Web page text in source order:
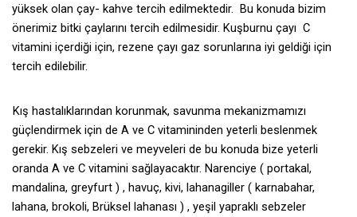
yüksek olan çay- kahve tercih edilmektedir. Bu konuda bizim
önerimiz bitki çaylarını tercih edilmesidir. Kuşburnu çayı C
vitamini içerdiği için, rezene çayı gaz sorunlarına iyi geldiği için
tercih edilebilir.
Kış hastalıklarından korunmak, savunma mekanizmamızı
güçlendirmek için de A ve C vitamininden yeterli beslenmek
gerekir. Kış sebzeleri ve meyveleri de bu konuda bize yeterli
oranda A ve C vitamini sağlayacaktır. Narenciye ( portakal,
mandalina, greyfurt ) , havuç, kivi, lahanagiller ( karnabahar,
lahana, brokoli, Brüksel lahanası ) , yeşil yapraklı sebzeler